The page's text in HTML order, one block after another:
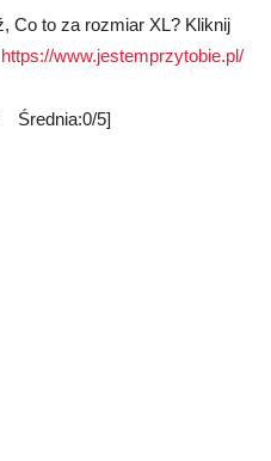
Co to za rozmiar XL? Kliknij
https://www.jestemprzytobie.pl/
Średnia:0/5]